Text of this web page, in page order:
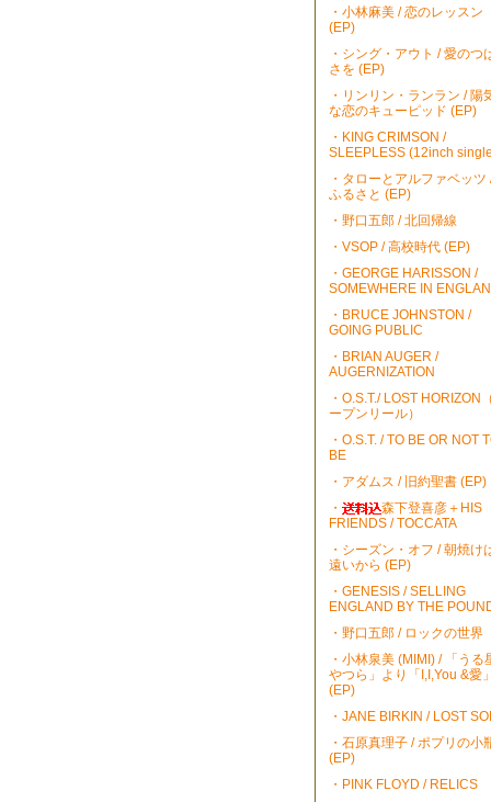
・小林麻美 / 恋のレッスン
(EP)
・シング・アウト / 愛のつ
さを (EP)
・リンリン・ランラン / 陽
な恋のキューピッド (EP)
・KING CRIMSON /
SLEEPLESS (12inch
・タローとアルファベッツ
ふるさと (EP)
・野口五郎 / 北回帰線
・VSOP / 高校時代 (EP)
・GEORGE HARISSON /
SOMEWHERE IN
・BRUCE JOHNSTON /
GOING PUBLIC
・BRIAN AUGER /
AUGERNIZATION
・O.S.T./ LOST HORIZON
ープンリール）
・O.S.T. / TO BE OR NOT
BE
・アダムス / 旧約聖書 (EP)
・
森下登喜彦＋HIS
FRIENDS / TOCCATA
・シーズン・オフ / 朝焼け
遠いから (EP)
・GENESIS / SELLING
ENGLAND BY THE
・野口五郎 / ロックの世界
・小林泉美 (MIMI) / 「うる
やつら」より「I,I,You &愛」
(EP)
・JANE BIRKIN / LOST
・石原真理子 / ポプリの小
(EP)
・PINK FLOYD / RELICS